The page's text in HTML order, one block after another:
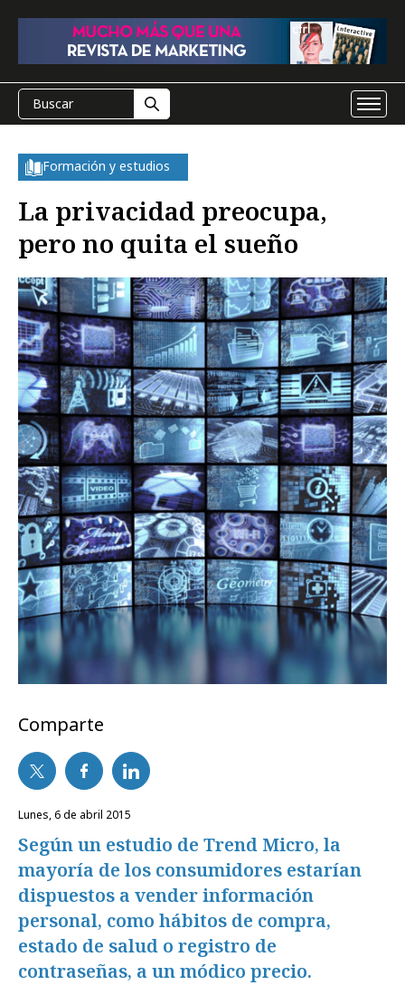
Formación y estudios
La privacidad preocupa,
pero no quita el sueño
Comparte
lunes, 6 de abril 2015
Según un estudio de Trend Micro, la
mayoría de los consumidores estarían
dispuestos a vender información
personal, como hábitos de compra,
estado de salud o registro de
contraseñas, a un módico precio.